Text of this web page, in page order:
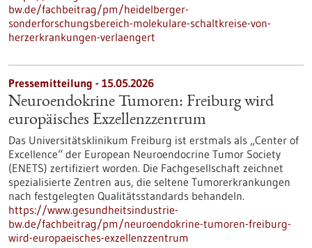
bw.de/fachbeitrag/pm/heidelberger-
sonderforschungsbereich-molekulare-schaltkreise-von-
herzerkrankungen-verlaengert
Pressemitteilung - 15.05.2026
Neuroendokrine Tumoren: Freiburg wird
europäisches Exzellenzzentrum
Das Universitätsklinikum Freiburg ist erstmals als „Center of
Excellence“ der European Neuroendocrine Tumor Society
(ENETS) zertifiziert worden. Die Fachgesellschaft zeichnet
spezialisierte Zentren aus, die seltene Tumorerkrankungen
nach festgelegten Qualitätsstandards behandeln.
https://www.gesundheitsindustrie-
bw.de/fachbeitrag/pm/neuroendokrine-tumoren-freiburg-
wird-europaeisches-exzellenzzentrum